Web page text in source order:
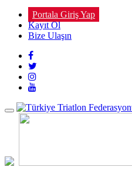
Portala Giriş Yap
Kayıt Ol
Bize Ulaşın
Toggle
navigation